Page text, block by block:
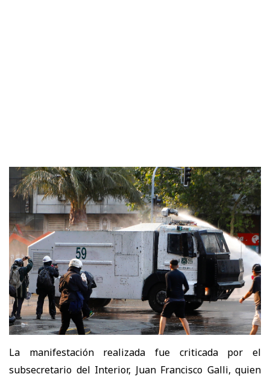
La manifestación realizada fue criticada por el
subsecretario del Interior, Juan Francisco Galli, quien